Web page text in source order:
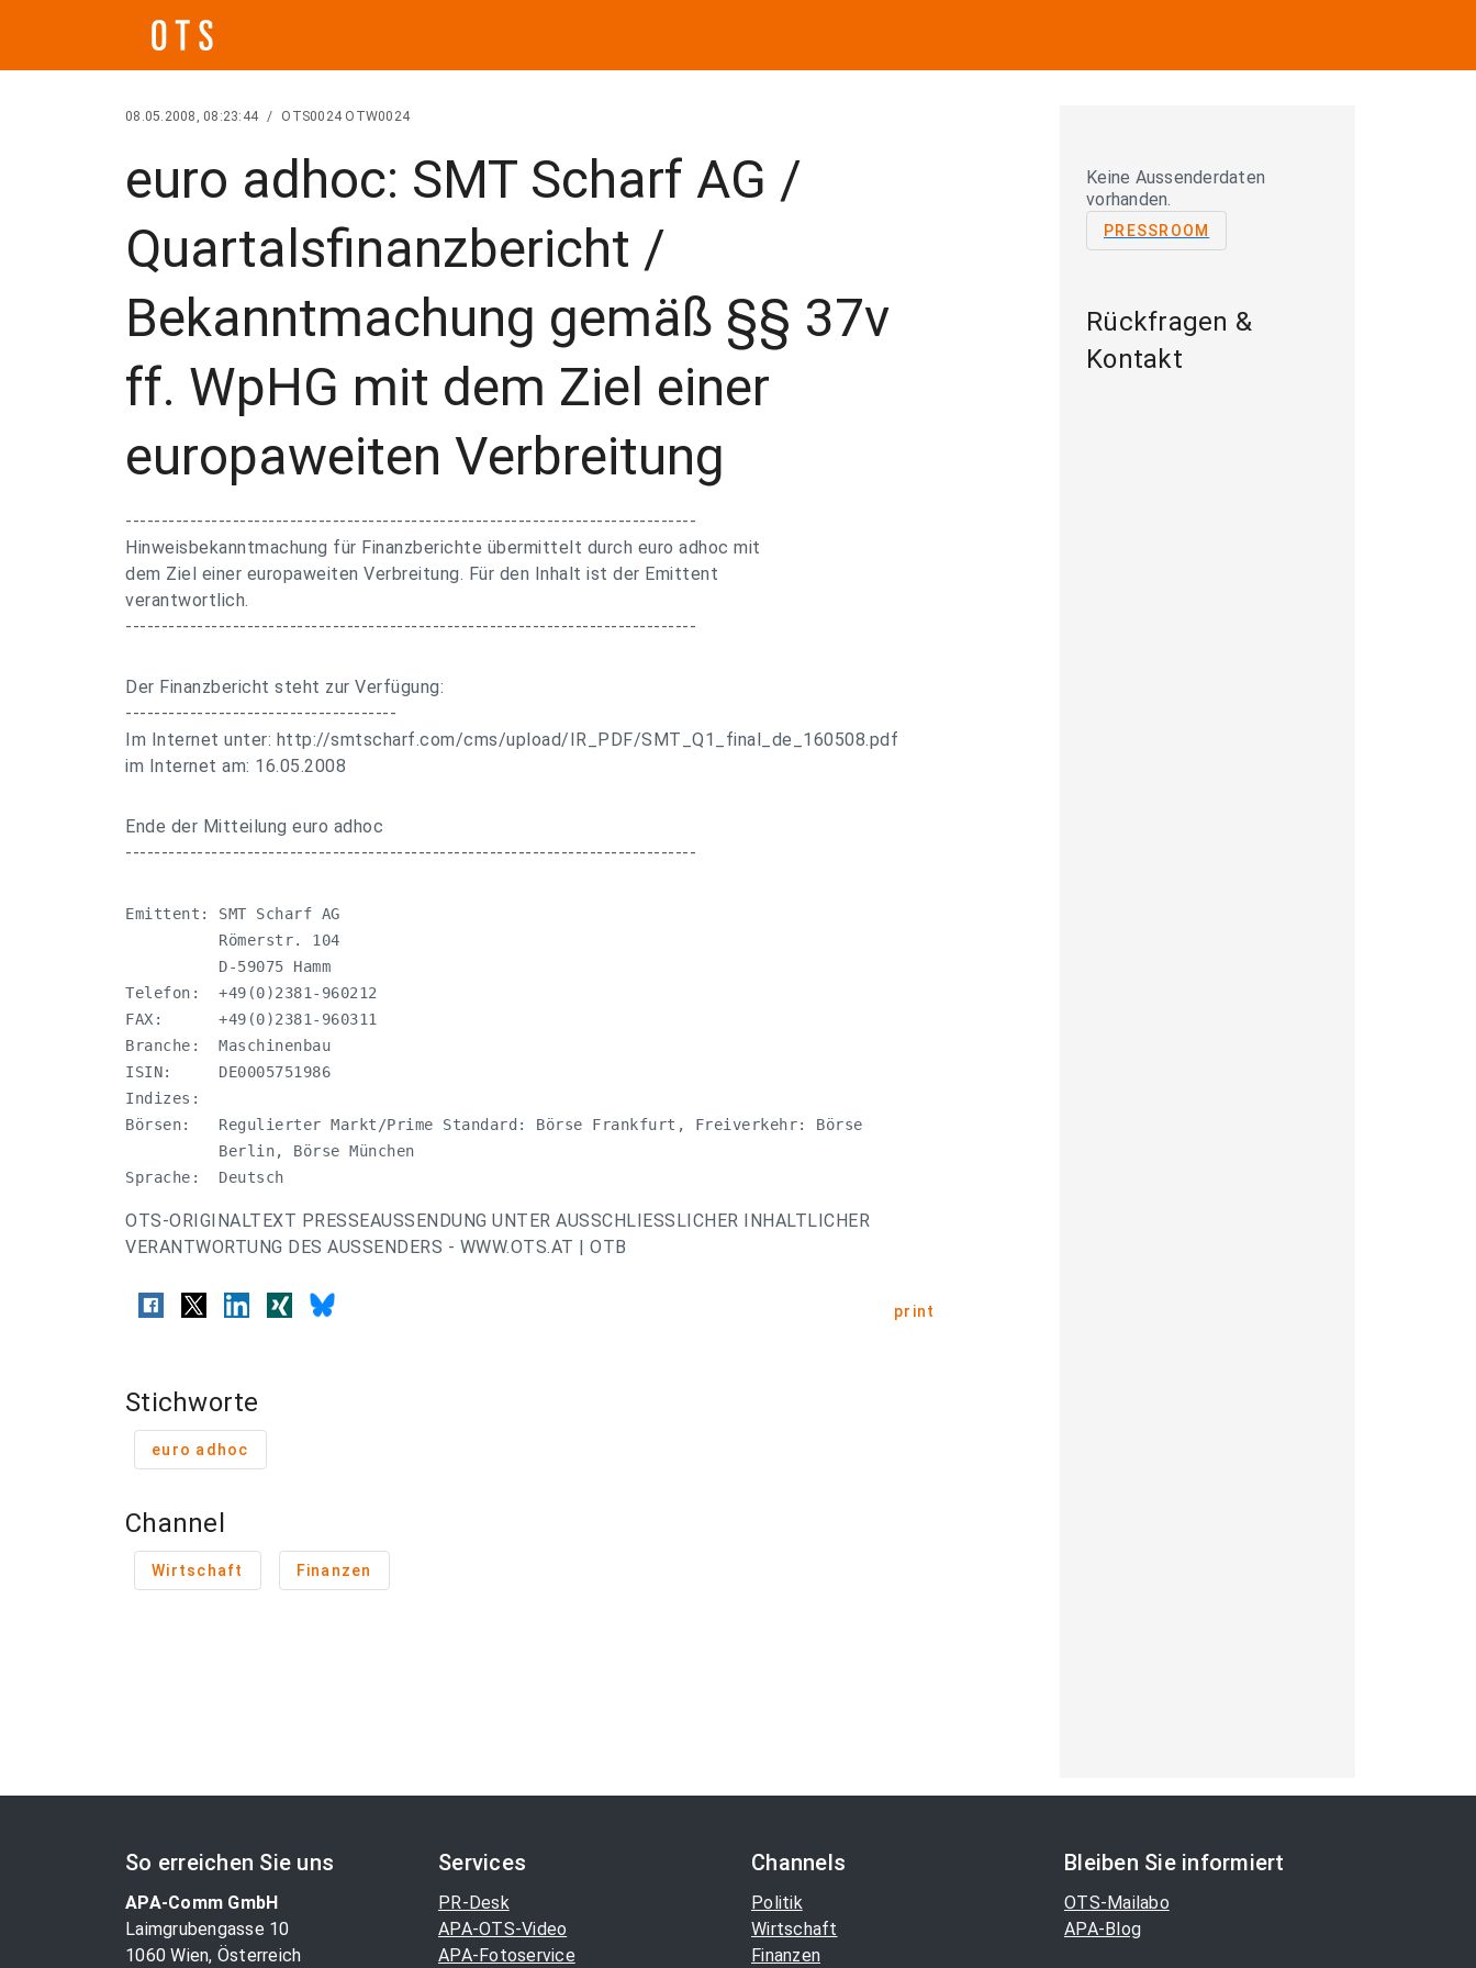
08.05.2008, 08:23:44 / OTS0024 OTW0024
euro adhoc: SMT Scharf AG /
Quartalsfinanzbericht /
Bekanntmachung gemäß §§ 37v
ff. WpHG mit dem Ziel einer
europaweiten Verbreitung
--------------------------------------------------------------------------------
Hinweisbekanntmachung für Finanzberichte übermittelt durch euro adhoc mit
dem Ziel einer europaweiten Verbreitung. Für den Inhalt ist der Emittent
verantwortlich.
--------------------------------------------------------------------------------
Der Finanzbericht steht zur Verfügung:
--------------------------------------
Im Internet unter: http://smtscharf.com/cms/upload/IR_PDF/SMT_Q1_final_de_160508.pdf
im Internet am: 16.05.2008
Ende der Mitteilung euro adhoc
--------------------------------------------------------------------------------
Emittent: SMT Scharf AG
          Römerstr. 104
          D-59075 Hamm
Telefon:  +49(0)2381-960212
FAX:      +49(0)2381-960311
Branche:  Maschinenbau
ISIN:     DE0005751986
Indizes:
Börsen:   Regulierter Markt/Prime Standard: Börse Frankfurt, Freiverkehr: Börse
          Berlin, Börse München
Sprache:  Deutsch
OTS-ORIGINALTEXT PRESSEAUSSENDUNG UNTER AUSSCHLIESSLICHER INHALTLICHER
VERANTWORTUNG DES AUSSENDERS - WWW.OTS.AT | OTB
print
Stichworte
euro adhoc
Channel
Wirtschaft Finanzen
Keine Aussenderdaten
vorhanden.
PRESSROOM
Rückfragen &
Kontakt
So erreichen Sie uns
APA-Comm GmbH
Laimgrubengasse 10
1060 Wien, Österreich
Services
PR-Desk
APA-OTS-Video
APA-Fotoservice
Channels
Politik
Wirtschaft
Finanzen
Bleiben Sie informiert
OTS-Mailabo
APA-Blog